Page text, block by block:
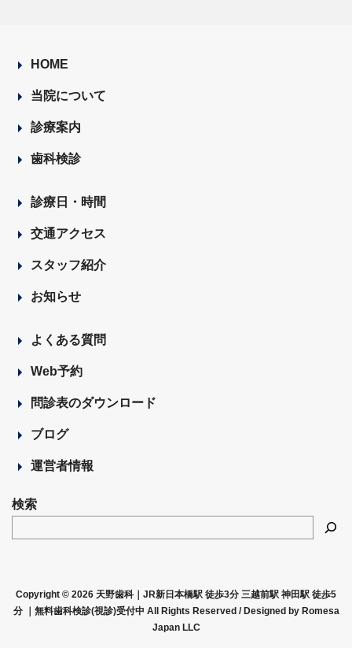
HOME
当院について
診療案内
歯科検診
診療日・時間
交通アクセス
スタッフ紹介
お知らせ
よくある質問
Web予約
問診表のダウンロード
ブログ
運営者情報
検索
Copyright © 2026 天野歯科｜JR新日本橋駅 徒歩3分 三越前駅 神田駅 徒歩5
分 ｜無料歯科検診(視診)受付中 All Rights Reserved / Designed by Romesa
Japan LLC